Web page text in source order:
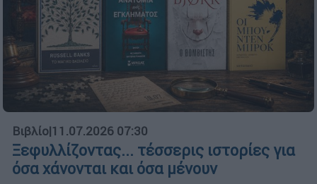
Βιβλίο|11.07.2026 07:30
Ξεφυλλίζοντας... τέσσερις ιστορίες για
όσα χάνονται και όσα μένουν